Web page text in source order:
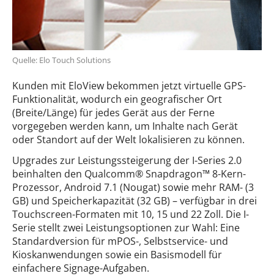
Quelle: Elo Touch Solutions
Kunden mit EloView bekommen jetzt virtuelle GPS-
Funktionalität, wodurch ein geografischer Ort
(Breite/Länge) für jedes Gerät aus der Ferne
vorgegeben werden kann, um Inhalte nach Gerät
oder Standort auf der Welt lokalisieren zu können.
Upgrades zur Leistungssteigerung der I-Series 2.0
beinhalten den Qualcomm® Snapdragon™ 8-Kern-
Prozessor, Android 7.1 (Nougat) sowie mehr RAM- (3
GB) und Speicherkapazität (32 GB) – verfügbar in drei
Touchscreen-Formaten mit 10, 15 und 22 Zoll. Die I-
Serie stellt zwei Leistungsoptionen zur Wahl: Eine
Standardversion für mPOS-, Selbstservice- und
Kioskanwendungen sowie ein Basismodell für
einfachere Signage-Aufgaben.